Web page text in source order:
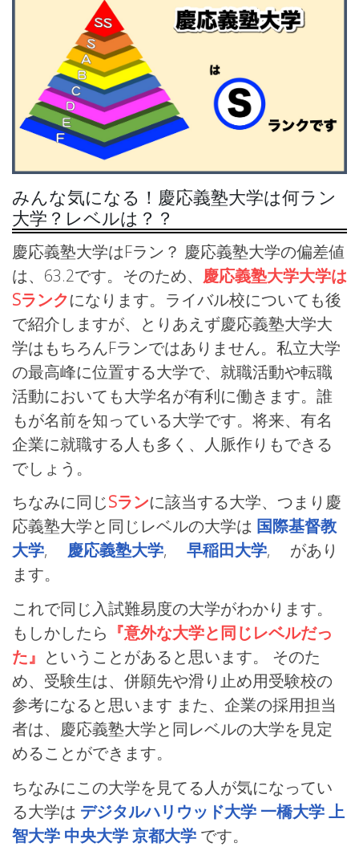
みんな気になる！慶応義塾大学は何ラン
大学？レベルは？？
慶応義塾大学はFラン？ 慶応義塾大学の偏差値
は、63.2です。そのため、 慶応義塾大学大学は
Sランクになります。ライバル校についても後
で紹介しますが、とりあえず慶応義塾大学大
学はもちろんFランではありません。私立大学
の最高峰に位置する大学で、就職活動や転職
活動においても大学名が有利に働きます。誰
もが名前を知っている大学です。将来、有名
企業に就職する人も多く、人脈作りもできる
でしょう。
ちなみに同じSランに該当する大学、つまり慶
応義塾大学と同じレベルの大学は 国際基督教
大学, 慶応義塾大学, 早稲田大学, があり
ます。
これで同じ入試難易度の大学がわかります。
もしかしたら 『意外な大学と同じレベルだっ
た』 ということがあると思います。 そのた
め、受験生は、併願先や滑り止め用受験校の
参考になると思います また、企業の採用担当
者は、慶応義塾大学と同レベルの大学を見定
めることができます。
ちなみにこの大学を見てる人が気になってい
る大学は デジタルハリウッド大学 一橋大学上
智大学 中央大学京都大学 です。